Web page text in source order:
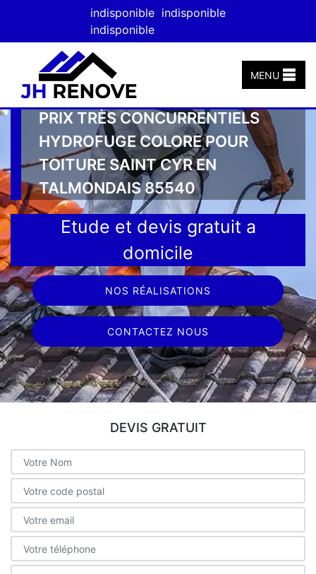
indisponible indisponible
indisponible
MENU
PRIX TRÈS CONCURRENTIELS
HYDROFUGE COLORE POUR
TOITURE SAINT CYR EN
TALMONDAIS 85540
Etude et devis gratuit a
domicile
NOS RÉALISATIONS
CONTACTEZ NOUS
DEVIS GRATUIT